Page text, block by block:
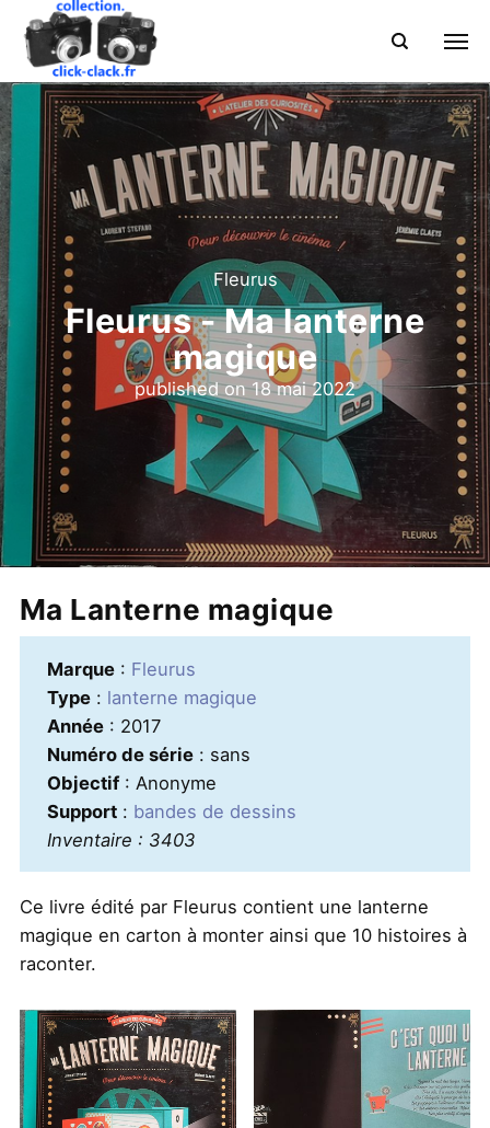
Fleurus
Fleurus - Ma lanterne
magique
published on18 mai 2022
Ma Lanterne magique
Marque: Fleurus
Type: lanterne magique
Année: 2017
Numéro de série: sans
Objectif: Anonyme
Support: bandes de dessins
Inventaire : 3403
Ce livre édité par Fleurus contient une lanterne
magique en carton à monter ainsi que 10 histoires à
raconter.